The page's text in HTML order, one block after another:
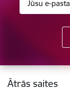
Kājene
Ātrās saites